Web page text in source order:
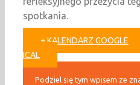
spotkania.
+ KALENDARZ GOOGLE
ICAL
Podziel się tym wpisem ze